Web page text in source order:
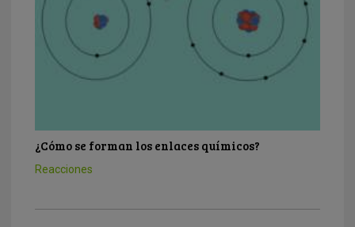
¿Cómo se forman los enlaces químicos?
Reacciones